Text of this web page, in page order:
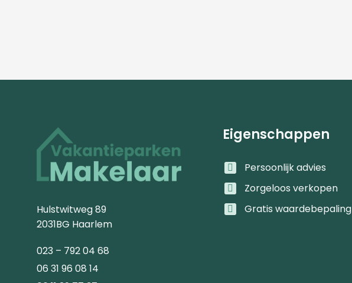
Hulstwitweg 89
2031BG Haarlem
023 – 792 04 68
06 31 96 08 14
Eigenschappen
Persoonlijk advies
Zorgeloos verkopen
Gratis waardebepaling